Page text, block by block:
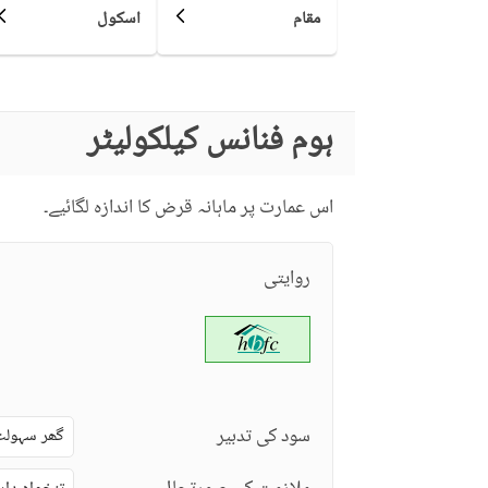
نزدیکی علاقے اور
دوسری خصوصیات
قریبی ریسٹورنٹ
دیگر قریبی جگہیں
مزید خصوصیات
دیکھ بھال کا عملہ
مقام اسکول
ہوم فنانس کیلکولیٹر
اس عمارت پر ماہانہ قرض کا اندازہ لگائیے۔
روایتی
سود کی تدبیر گھر